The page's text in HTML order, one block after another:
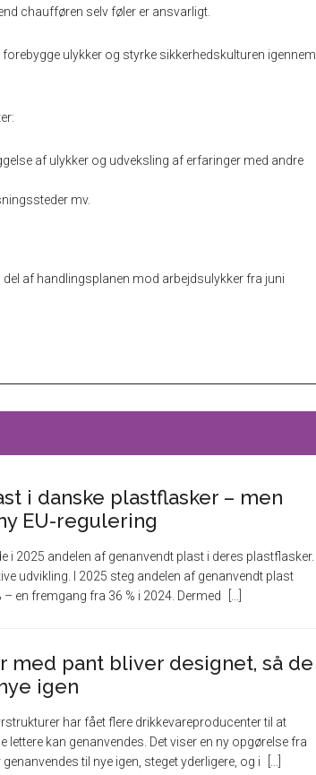
chaufføren selv føler er ansvarligt.
ulykker og styrke sikkerhedskulturen igennem
af ulykker og udveksling af erfaringer med andre
mv.
af handlingsplanen mod arbejdsulykker fra juni
i danske plastflasker – men
EU-regulering
i 2025 andelen af genanvendt plast i deres plastflasker.
udvikling. I 2025 steg andelen af genanvendt plast
en fremgang fra 36 % i 2024. Dermed
med pant bliver designet, så de
igen
har fået flere drikkevareproducenter til at
lettere kan genanvendes. Det viser en ny opgørelse fra
til nye igen, steget yderligere, og i